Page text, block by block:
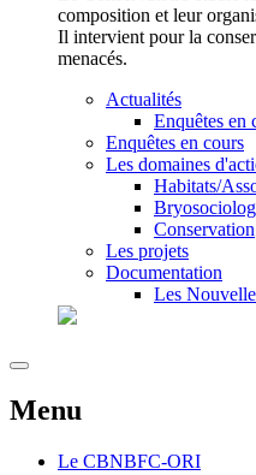
composition et leur
Il intervient pour la
menacés.
Actualités
Enquêtes en
Enquêtes en cours
Les domaines
Habitats/
Conservation
Les projets
Documentation
Les
Menu
Le CBNBFC-ORI